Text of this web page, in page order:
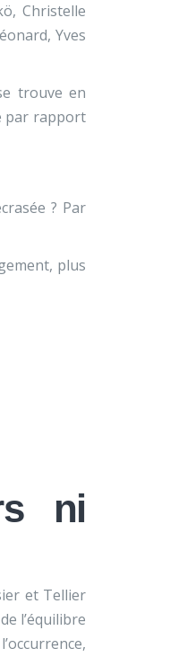
Christelle
Yves
trouve en
par rapport
? Par
plus
ni
et Tellier
l’équilibre